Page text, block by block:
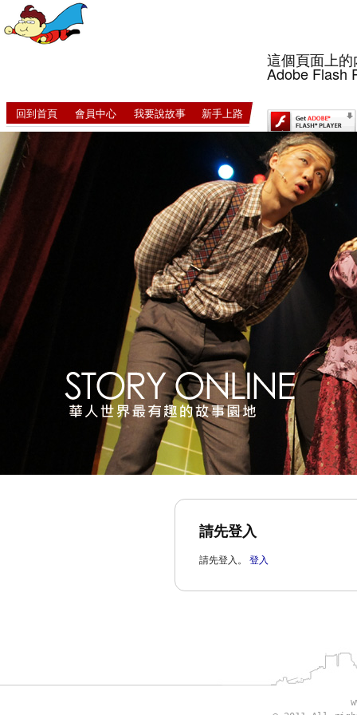
這個頁面上
Adobe Flash
回到首頁 會員中心 我要說故事 新手上路
請先登入
請先登入。 登入